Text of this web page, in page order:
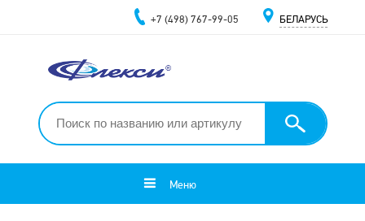
+7 (498) 767-99-05 БЕЛАРУСЬ
Меню